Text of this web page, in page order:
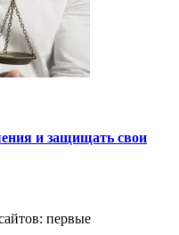
и защищать свои